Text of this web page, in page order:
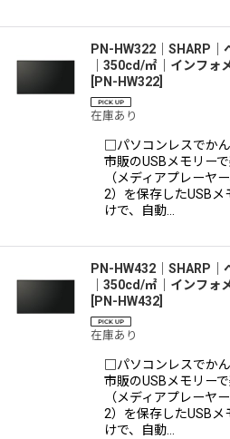
PN-HW322│SHARP｜
｜350cd/㎡｜インフォ
PN-HW322
在庫あり
□パソコンレスでか
市販のUSBメモリー
（メディアプレーヤ
2）を保存したUSB
けで、自動…
PN-HW432│SHARP｜
｜350cd/㎡｜インフォ
PN-HW432
在庫あり
□パソコンレスでか
市販のUSBメモリー
（メディアプレーヤ
2）を保存したUSB
けで、自動…